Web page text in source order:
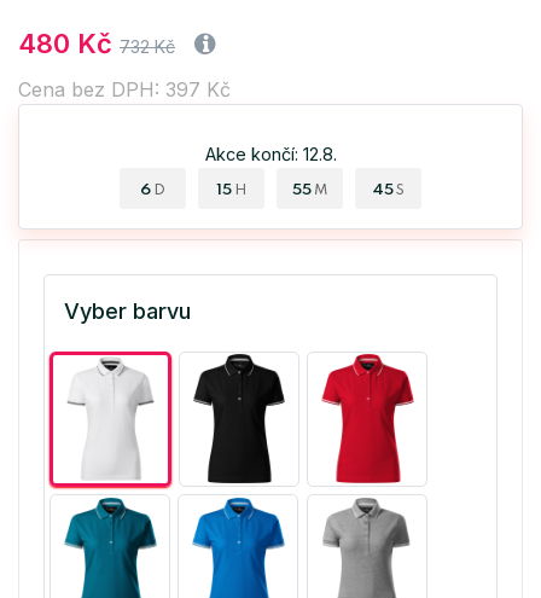
480 Kč 732 Kč
Cena bez DPH: 397 Kč
Akce končí: 12.8.
6 D 15 H 55 M 45S
Vyber barvu